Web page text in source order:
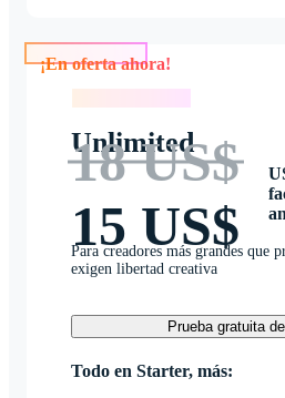
Unlimited
18 US$
15 US$
Para creadores más grandes que
exigen libertad creativa
Prueba gratuita
Todo en Starter, más: